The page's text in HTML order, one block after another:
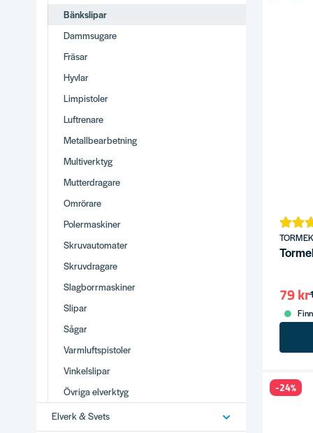
Bänkslipar
Dammsugare
Fräsar
Hyvlar
Limpistoler
Luftrenare
Metallbearbetning
Multiverktyg
Mutterdragare
Omrörare
Polermaskiner
Skruvautomater
Skruvdragare
Slagborrmaskiner
Slipar
Sågar
Varmluftspistoler
Vinkelslipar
Övriga elverktyg
Elverk & Svets
79 kr
-24%